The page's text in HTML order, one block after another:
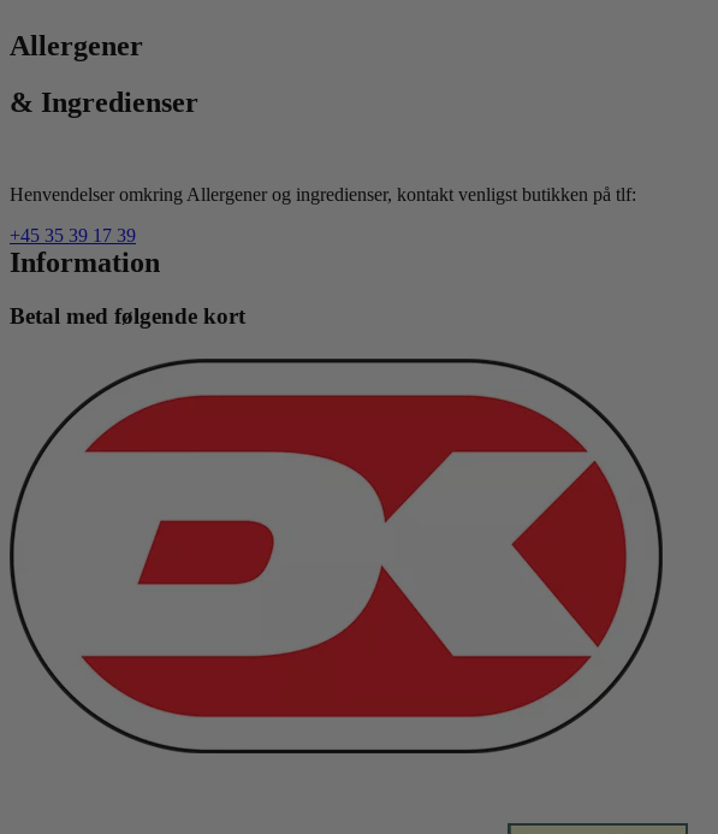
Allergener
& Ingredienser
Henvendelser omkring Allergener og ingredienser, kontakt venligst butikken på tlf:
+45 35 39 17 39
Information
Betal med følgende kort